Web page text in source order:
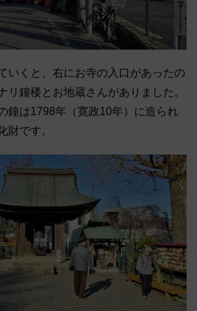
いくと、右にお寺の入口があったの
リ鐘楼とお地蔵さんがありました。
鐘は1798年（寛政10年）に造られ
財です。